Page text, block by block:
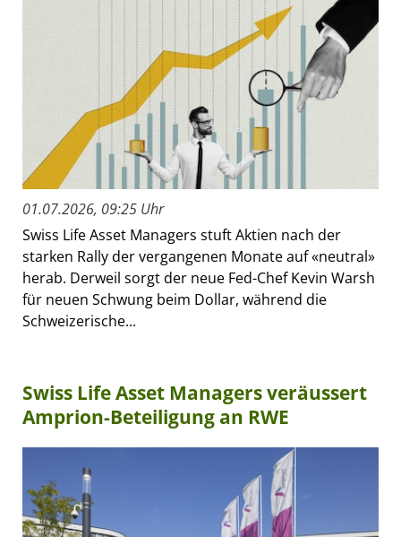
01.07.2026, 09:25 Uhr
Swiss Life Asset Managers stuft Aktien nach der
starken Rally der vergangenen Monate auf «neutral»
herab. Derweil sorgt der neue Fed-Chef Kevin Warsh
für neuen Schwung beim Dollar, während die
Schweizerische...
Swiss Life Asset Managers veräussert
Amprion-Beteiligung an RWE